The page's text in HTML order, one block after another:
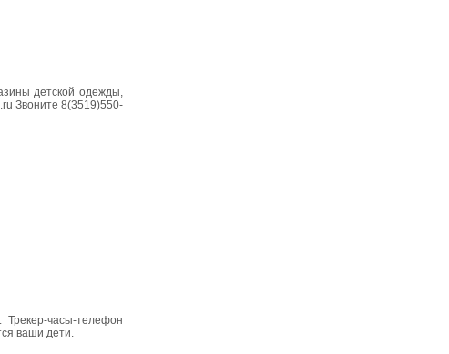
детской одежды,
Звоните 8(3519)550-
часы-телефон
ваши дети.